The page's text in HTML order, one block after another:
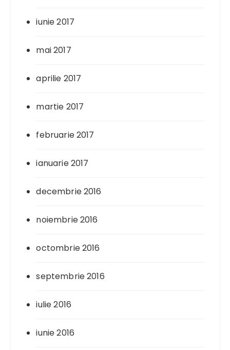
iunie 2017
mai 2017
aprilie 2017
martie 2017
februarie 2017
ianuarie 2017
decembrie 2016
noiembrie 2016
octombrie 2016
septembrie 2016
iulie 2016
iunie 2016